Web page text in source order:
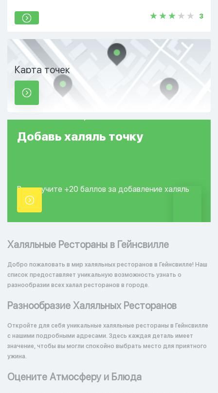
3
Карта точек
Добавь халяль точку
Вы получите +20 баллов за добавление халяль
точки.
Халяльные Рестораны в Гейнсвилле
Добро пожаловать в мир халяльных ресторанов в Гейнсвилле! Наш
список предоставляет уникальную возможность узнать о
разнообразии всех халал ресторанов в городе.
Разнообразие Халяльных Ресторанов
Откройте для себя уникальные халяльные рестораны в Гейнсвилле
с нашими подробными адресами. Здесь каждая деталь имеет
значение, чтобы вы могли спокойно выбрать место для приятного
ужина.
Оцените Атмосферу и Блюда